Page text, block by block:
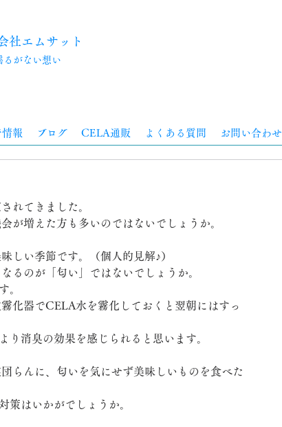
社エムサット
るがない想い
情報 ブログ CELA通販 よくある質問 お問い合わせ
れてきました。
が増えた方も多いのではないでしょうか。
しい季節です。（個人的見解♪）
るのが「匂い」ではないでしょうか。
。
化器でCELA水を霧化しておくと翌朝にはすっ
消臭の効果を感じられると思います。
らんに、匂いを気にせず美味しいものを食べた
策はいかがでしょうか。